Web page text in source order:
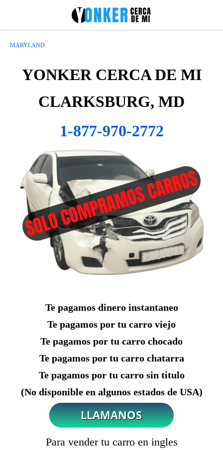
MARYLAND
YONKER CERCA DE MI
CLARKSBURG, MD
1-877-970-2772
Te pagamos dinero instantaneo
Te pagamos por tu carro viejo
Te pagamos por tu carro chocado
Te pagamos por tu carro chatarra
Te pagamos por tu carro sin titulo
(No disponible en algunos estados de USA)
Para vender tu carro en ingles